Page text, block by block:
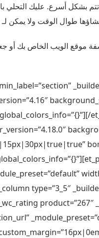
بشكل أسرع. عليك التحلي
موقع الويب الخاص بك أو
type=”3_5″
product=”267″